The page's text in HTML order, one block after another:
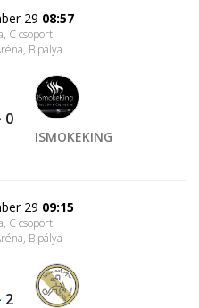
29 08:57
C csoport
, B pálya
0
ISMOKEKING
29 09:15
C csoport
, B pálya
2